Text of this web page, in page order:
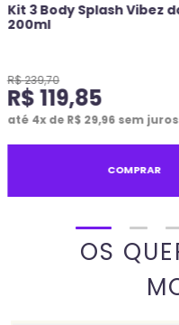
Kit 3 Body Splash Vibez
200ml
R$239,70
R$119,85
até 4x de R$ 29,96sem juros
COMPRAR
OS